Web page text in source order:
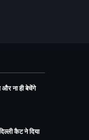
और ना ही बेचेंगे
कैट ने दिया